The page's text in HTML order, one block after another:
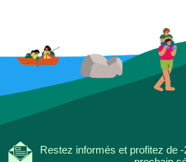
Restez informés et profitez de